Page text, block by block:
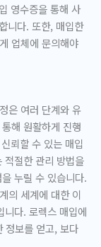
영수증을 통해 사
니다. 또한, 매입한
업체에 문의해야
은 여러 단계와 유
해 원활하게 진행
뢰할 수 있는 매입
적절한 관리 방법을
누릴 수 있습니다.
의 세계에 대한 이
니다. 로렉스 매입에
정보를 얻고, 보다